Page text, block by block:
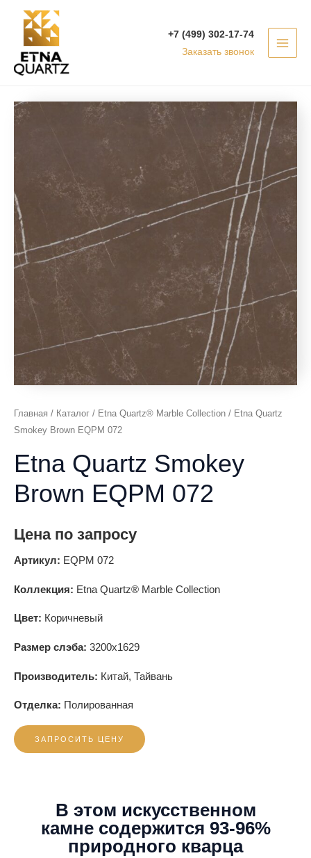
Перейти
содержимому
+7 (499) 302-17-74
Заказать звонок
Главная / Каталог / Etna Quartz® Marble Collection / Etna Quartz
Smokey Brown EQPM 072
Etna Quartz Smokey
Brown EQPM 072
Цена по запросу
Артикул: EQPM 072
Коллекция: Etna Quartz® Marble Collection
Цвет: Коричневый
Размер слэба: 3200x1629
Производитель: Китай, Тайвань
Отделка: Полированная
ЗАПРОСИТЬ ЦЕНУ
В этом искусственном
камне содержится 93-96%
природного кварца